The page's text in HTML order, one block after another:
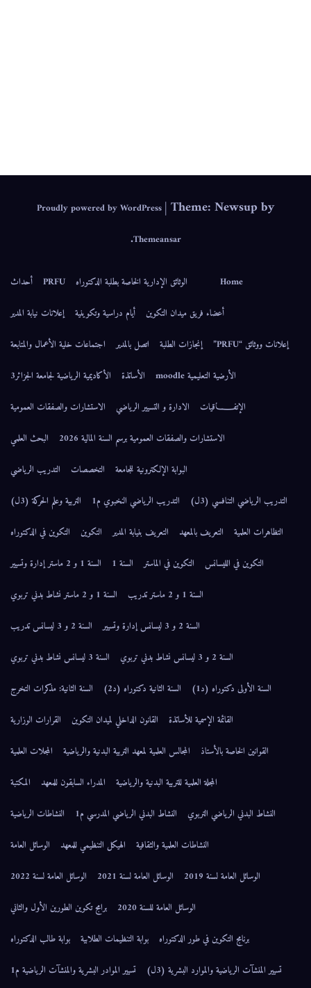
Proudly powered by WordPress |Theme: Newsup by
Themeansar
.
Home الوثائق الإدارية الخاصة بطلبة الدكتوراه PRFU
أحداث
أعضاء فريق ميدان التكوين
أيام دراسية وتكوينية
إعلانات نيابة المدير
إعلانات ووثائق “PRFU”
إنجازات الطلبة اتصل بالمدير
اجتماعات خلية الأعمال والمتابعة
الأرضية التعليمية moodle
الأساتذة
الأكاديمية الرياضية لجامعة الجزائر3
الإتفــــــاقيات
الادارة و التسيير الرياضي
الاستشارات والصفقات العمومية
الاستشارات والصفقات العمومية برسم السنة المالية 2026
البحث العلمي
البوابة الإلكترونية للجامعة
التخصصات
التدريب الرياضي
التدريب الرياضي التنافسي (3ل)
التدريب الرياضي النخبوي م1
التربية وعلم الحركة (3ل)
التظاهرات العلمية
التعريف بالمعهد التعريف بنيابة المدير التكوين
التكوين في الدكتوراه
التكوين في الليسانس
التكوين في الماستر السنة 1
السنة 1 و 2 ماستر إدارة وتسيير
السنة 1 و 2 ماستر تدريب
السنة 1 و 2 ماستر نشاط بدني تربوي
السنة 2 و 3 ليسانس إدارة وتسيير
السنة 2 و 3 ليسانس تدريب
السنة 2 و 3 ليسانس نشاط بدني تربوي
السنة 3 ليسانس نشاط بدني تربوي
السنة الأولى دكتوراه (د1)
السنة الثانية دكتوراه (د2)
السنة الثانية: مذكرات التخرج
القائمة الإسمية للأساتذة
القانون الداخلي لميدان التكوين
القرارات الوزارية
القوانين الخاصة بالأستاذ
المجالس العلمية لمعهد التربية البدنية والرياضية
المجلات العلمية
المجلة العلمية للتربية البدنية والرياضية
المدراء السابقون للمعهد
المكتبة
النشاط البدني الرياضي التربوي
النشاط البدني الرياضي المدرسي م1
النشاطات الرياضية
النشاطات العلمية والثقافية
الهيكل التنظيمي للمعهد
الوسائل العامة
الوسائل العامة لسنة 2019
الوسائل العامة لسنة 2021
الوسائل العامة لسنة 2022
الوسائل العامة للسنة 2020
برامج تكوين الطورين الأول والثاني
برنامج التكوين في طور الدكتوراه
بوابة التنظيمات الطلابية
بوابة طالب الدكتوراه
تسيير المنشآت الرياضية والموارد البشرية (3ل)
تسيير الموادر البشرية والمنشآت الرياضية م1